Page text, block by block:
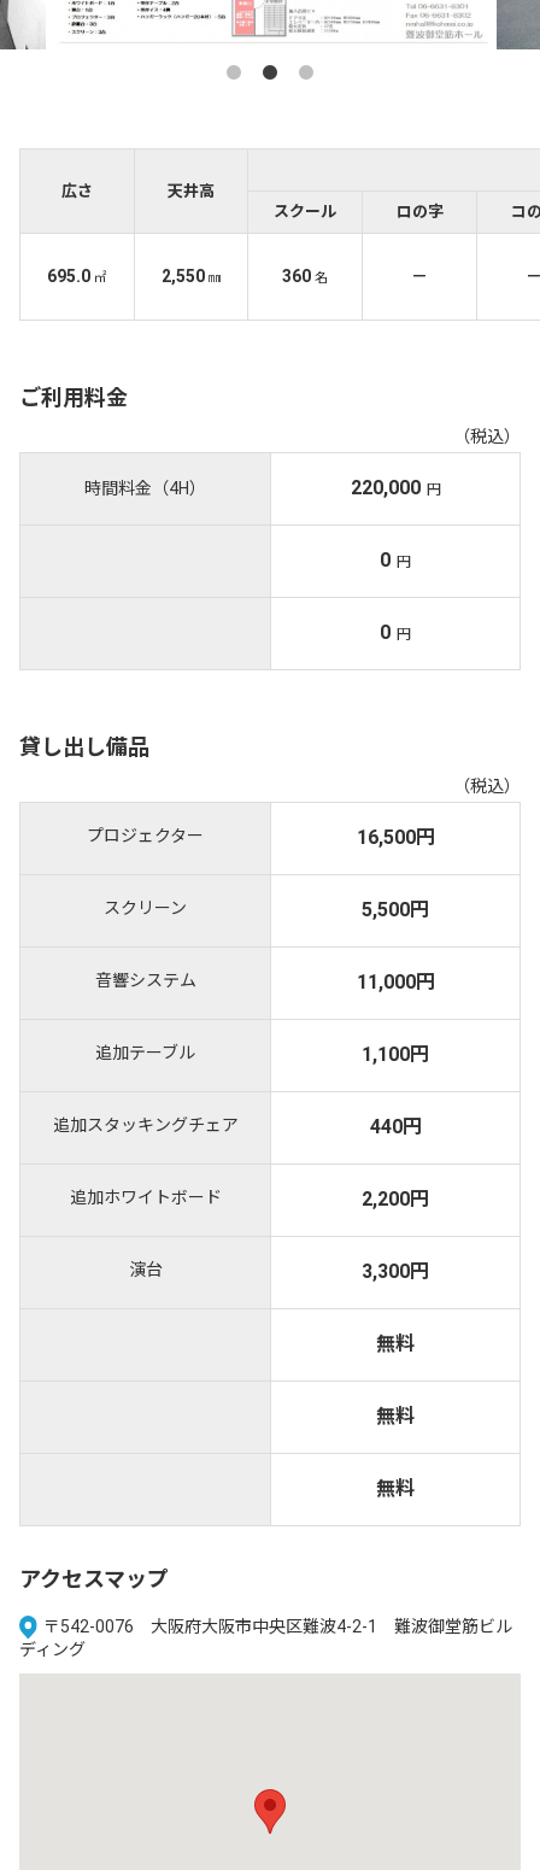
広さ
天井高
スクール
ロの字 コ
695.0 ㎡ 2,550 ㎜ 360 名 －
ご利用料金
（税込）
時間料金（4H） 220,000 円
0 円
0 円
貸し出し備品
（税込）
プロジェクター 16,500円
スクリーン 5,500円
音響システム 11,000円
追加テーブル 1,100円
追加スタッキングチェア 440円
追加ホワイトボード 2,200円
演台 3,300円
無料
無料
無料
アクセスマップ
〒542-0076 大阪府大阪市中央区難波4-2-1 難波御堂筋ビル
ディング